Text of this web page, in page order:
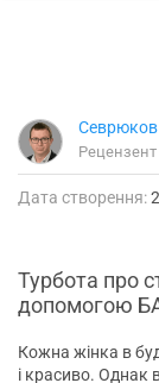
Севрюков
Рецензент
Дата створення:
Турбота про
допомогою
Кожна жінка в
і красиво. Однак